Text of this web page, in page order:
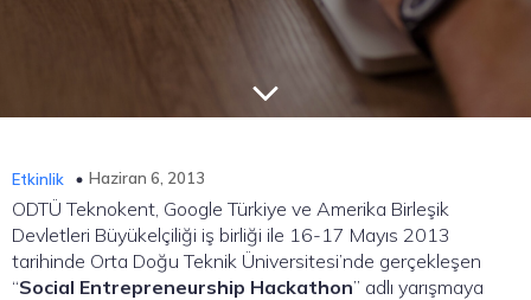
Etkinlik Haziran 6, 2013
ODTÜ Teknokent, Google Türkiye ve Amerika Birleşik
Devletleri Büyükelçiliği iş birliği ile 16-17 Mayıs 2013
tarihinde Orta Doğu Teknik Üniversitesi’nde gerçekleşen
“Social Entrepreneurship Hackathon” adlı yarışmaya